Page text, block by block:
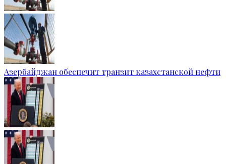
Азербайджан обеспечит транзит казахстанской нефти